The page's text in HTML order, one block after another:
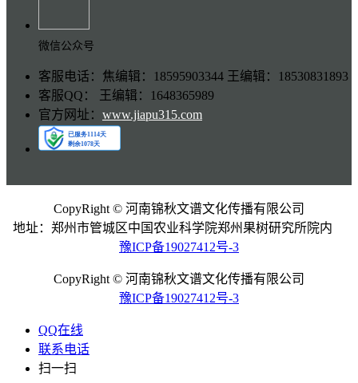
微信公众号
客服电话：焦编辑：18595903344 王编辑：18530831893
客服QQ： 王编辑：1648365989
官方网址： www.jiapu315.com
CopyRight © 河南锦秋文谱文化传播有限公司
地址：郑州市管城区中国农业科学院郑州果树研究所院内
豫ICP备19027412号-3
CopyRight © 河南锦秋文谱文化传播有限公司
豫ICP备19027412号-3
QQ在线
联系电话
扫一扫